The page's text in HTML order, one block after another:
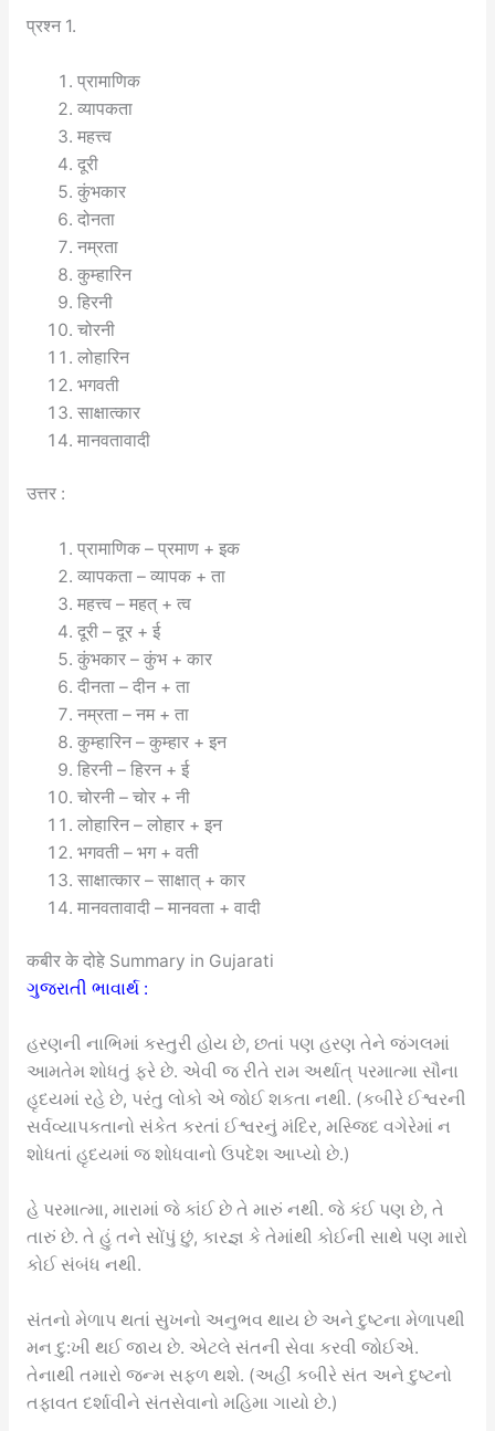
प्रश्न 1.
प्रामाणिक
व्यापकता
महत्त्व
दूरी
कुंभकार
दोनता
नम्रता
कुम्हारिन
हिरनी
चोरनी
लोहारिन
भगवती
साक्षात्कार
मानवतावादी
उत्तर :
प्रामाणिक – प्रमाण + इक
व्यापकता – व्यापक + ता
महत्त्व – महत् + त्व
दूरी – दूर + ई
कुंभकार – कुंभ + कार
दीनता – दीन + ता
नम्रता – नम + ता
कुम्हारिन – कुम्हार + इन
हिरनी – हिरन + ई
चोरनी – चोर + नी
लोहारिन – लोहार + इन
भगवती – भग + वती
साक्षात्कार – साक्षात् + कार
मानवतावादी – मानवता + वादी
कबीर के दोहे Summary in Gujarati
ગુજરાતી ભાવાર્થ :
હરણની નાભિમાં કસ્તુરી હોય છે, છતાં પણ હરણ તેને જંગલમાં
આમતેમ શોધતું ફરે છે. એવી જ રીતે રામ અર્થાત્ પરમાત્મા સૌના
હૃદયમાં રહે છે, પરંતુ લોકો એ જોઈ શકતા નથી. (કબીરે ઈશ્વરની
સર્વવ્યાપકતાનો સંકેત કરતાં ઈશ્વરનું મંદિર, મસ્જિદ વગેરેમાં ન
શોધતાં હૃદયમાં જ શોધવાનો ઉપદેશ આપ્યો છે.)
હે પરમાત્મા, મારામાં જે કાંઈ છે તે મારું નથી. જે કંઈ પણ છે, તે
તારું છે. તે હું તને સોંપું છું, કારજ્ઞ કે તેમાંથી કોઈની સાથે પણ મારો
કોઈ સંબંધ નથી.
સંતનો મેળાપ થતાં સુખનો અનુભવ થાય છે અને દુષ્ટના મેળાપથી
મન દુ:ખી થઈ જાય છે. એટલે સંતની સેવા કરવી જોઈએ.
તેનાથી તમારો જન્મ સફળ થશે. (અહીં કબીરે સંત અને દુષ્ટનો
તફાવત દર્શાવીને સંતસેવાનો મહિમા ગાયો છે.)